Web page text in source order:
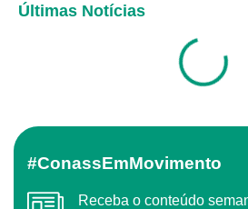
Últimas Notícias
#ConassEmMovimento
Receba o conteúdo